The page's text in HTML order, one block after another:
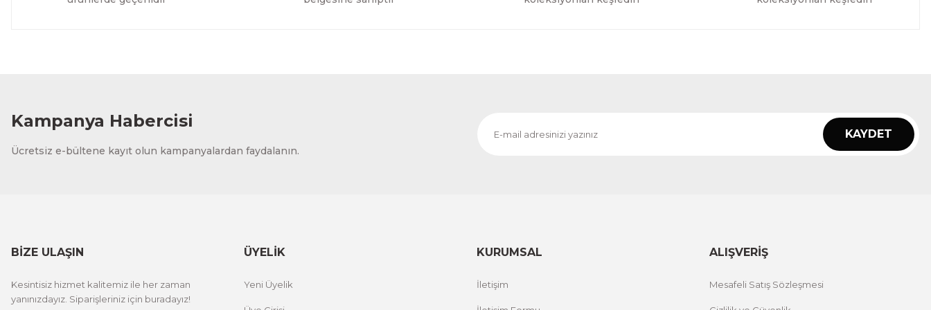
Kampanya Habercisi
Ücretsiz e-bültene kayıt olun kampanyalardan faydalanın.
KAYDET
BİZE ULAŞIN
Kesintisiz hizmet kalitemiz ile her zaman
yanınızdayız. Siparişleriniz için buradayız!
ÜYELİK
Yeni Üyelik
KURUMSAL
İletişim
ALIŞVERİŞ
Mesafeli Satış Sözleşmesi